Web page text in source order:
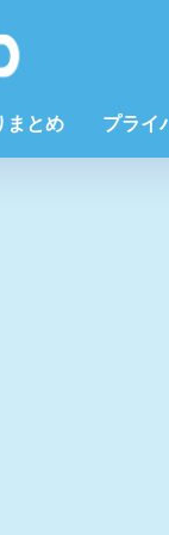
まとめ プライ